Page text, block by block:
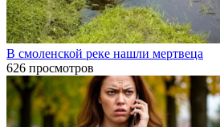
В смоленской реке нашли мертвеца
626 просмотров